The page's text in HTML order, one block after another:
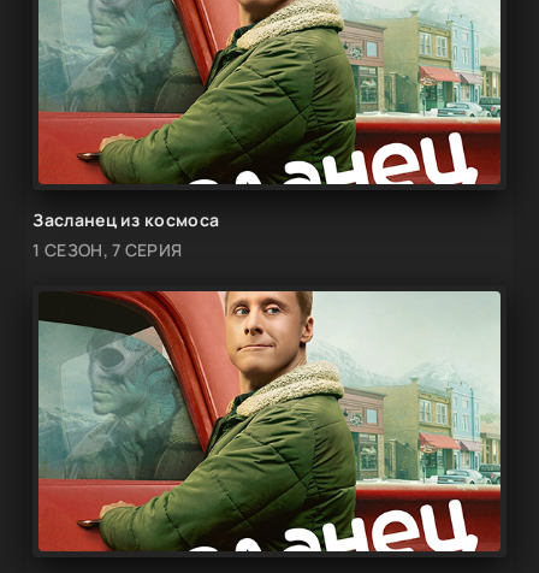
Засланец из космоса
1 СЕЗОН, 7 СЕРИЯ